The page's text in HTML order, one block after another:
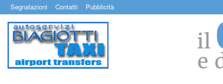
Segnalazioni Contatti Pubblicità